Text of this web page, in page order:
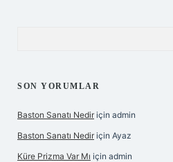
SON YORUMLAR
Baston Sanatı Nedir için admin
Baston Sanatı Nedir için Ayaz
Küre Prizma Var Mı için admin